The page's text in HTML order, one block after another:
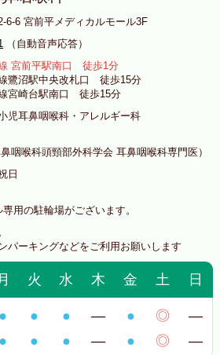
6-6 宮前平メディカルモール3F
（自動音声応答）
宮前平駅南口 徒歩1分
中央改札口 徒歩15分
台駅南口 徒歩15分
児耳鼻咽喉科・アレルギー科
咽喉科頭頸部外科学会 耳鼻咽喉科専門医）
日
用の駐輪場がございます。
パーキングなどをご利用お願いします
月 火 水 木 金 土 日
● ● ● ― ● ◎
―
● ● ● ― ● ◎ ―